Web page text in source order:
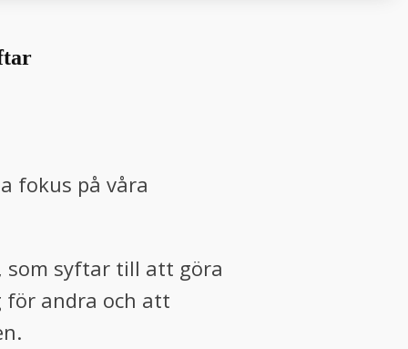
fokus på våra
som syftar till att göra
andra och att